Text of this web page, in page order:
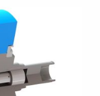
Sie dies jetzt tun.